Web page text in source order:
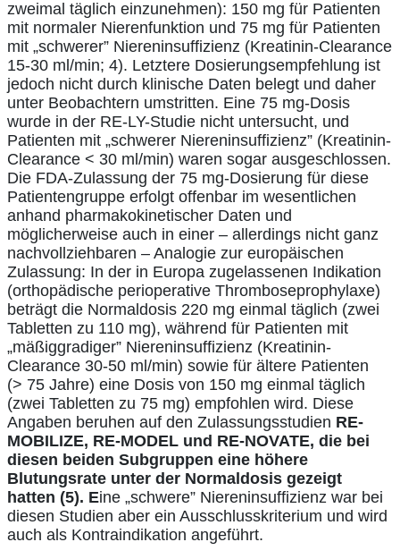
zweimal täglich einzunehmen): 150 mg für Patienten
mit normaler Nierenfunktion und 75 mg für Patienten
mit „schwerer” Niereninsuffizienz (Kreatinin-Clearance
15-30 ml/min; 4). Letztere Dosierungsempfehlung ist
jedoch nicht durch klinische Daten belegt und daher
unter Beobachtern umstritten. Eine 75 mg-Dosis
wurde in der RE-LY-Studie nicht untersucht, und
Patienten mit „schwerer Niereninsuffizienz” (Kreatinin-
Clearance < 30 ml/min) waren sogar ausgeschlossen.
Die FDA-Zulassung der 75 mg-Dosierung für diese
Patientengruppe erfolgt offenbar im wesentlichen
anhand pharmakokinetischer Daten und
möglicherweise auch in einer – allerdings nicht ganz
nachvollziehbaren – Analogie zur europäischen
Zulassung: In der in Europa zugelassenen Indikation
(orthopädische perioperative Thromboseprophylaxe)
beträgt die Normaldosis 220 mg einmal täglich (zwei
Tabletten zu 110 mg), während für Patienten mit
„mäßiggradiger” Niereninsuffizienz (Kreatinin-
Clearance 30-50 ml/min) sowie für ältere Patienten
(> 75 Jahre) eine Dosis von 150 mg einmal täglich
(zwei Tabletten zu 75 mg) empfohlen wird. Diese
Angaben beruhen auf den Zulassungsstudien RE-
MOBILIZE, RE-MODEL und RE-NOVATE, die bei
diesen beiden Subgruppen eine höhere
Blutungsrate unter der Normaldosis gezeigt
hatten (5). Eine „schwere” Niereninsuffizienz war bei
diesen Studien aber ein Ausschlusskriterium und wird
auch als Kontraindikation angeführt.